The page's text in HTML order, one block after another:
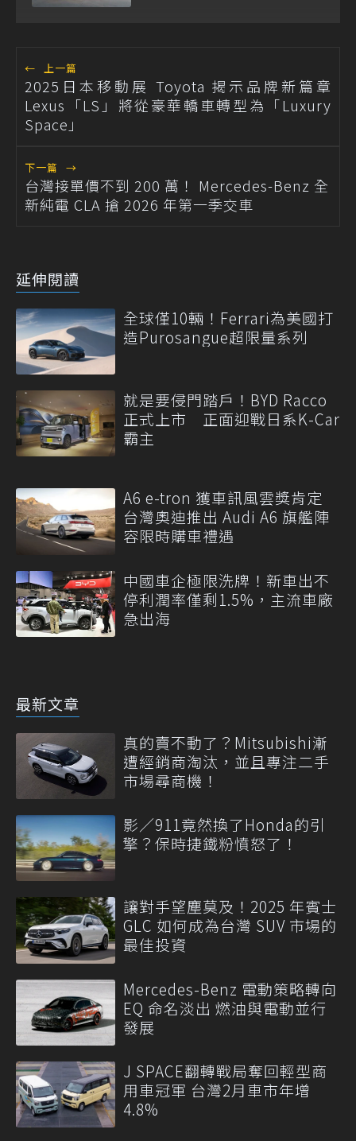
← 上一篇
2025日本移動展 Toyota 揭示品牌新篇章
Lexus「LS」將從豪華轎車轉型為「Luxury
Space」
下一篇 →
台灣接單價不到 200 萬！ Mercedes-Benz 全
新純電 CLA 搶 2026 年第一季交車
延伸閱讀
全球僅10輛！Ferrari為美國打
造Purosangue超限量系列
就是要侵門踏戶！BYD Racco
正式上市 正面迎戰日系K-Car
霸主
A6 e-tron 獲車訊風雲獎肯定
台灣奧迪推出 Audi A6 旗艦陣
容限時購車禮遇
中國車企極限洗牌！新車出不
停利潤率僅剩1.5%，主流車廠
急出海
最新文章
真的賣不動了？Mitsubishi漸
遭經銷商淘汰，並且專注二手
市場尋商機！
影／911竟然換了Honda的引
擎？保時捷鐵粉憤怒了！
讓對手望塵莫及！2025 年賓士
GLC 如何成為台灣 SUV 市場的
最佳投資
Mercedes-Benz 電動策略轉向
EQ 命名淡出 燃油與電動並行
發展
J SPACE翻轉戰局奪回輕型商
用車冠軍 台灣2月車市年增
4.8%